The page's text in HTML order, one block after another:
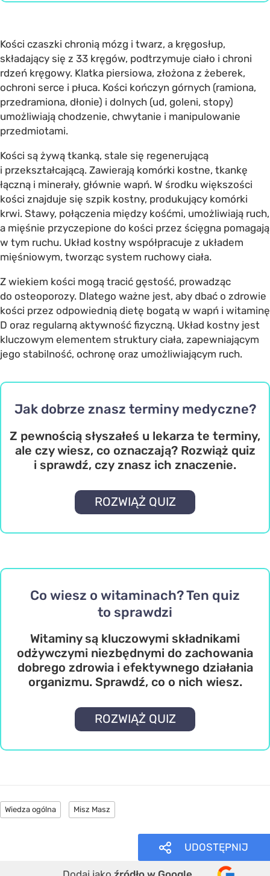
Kości czaszki chronią mózg i twarz, a kręgosłup,
składający się z 33 kręgów, podtrzymuje ciało i chroni
rdzeń kręgowy. Klatka piersiowa, złożona z żeberek,
ochroni serce i płuca. Kości kończyn górnych (ramiona,
przedramiona, dłonie) i dolnych (ud, goleni, stopy)
umożliwiają chodzenie, chwytanie i manipulowanie
przedmiotami.
Kości są żywą tkanką, stale się regenerującą
i przekształcającą. Zawierają komórki kostne, tkankę
łączną i minerały, głównie wapń. W środku większości
kości znajduje się szpik kostny, produkujący komórki
krwi. Stawy, połączenia między kośćmi, umożliwiają ruch,
a mięśnie przyczepione do kości przez ścięgna pomagają
w tym ruchu. Układ kostny współpracuje z układem
mięśniowym, tworząc system ruchowy ciała.
Z wiekiem kości mogą tracić gęstość, prowadząc
do osteoporozy. Dlatego ważne jest, aby dbać o zdrowie
kości przez odpowiednią dietę bogatą w wapń i witaminę
D oraz regularną aktywność fizyczną. Układ kostny jest
kluczowym elementem struktury ciała, zapewniającym
jego stabilność, ochronę oraz umożliwiającym ruch.
Jak dobrze znasz terminy medyczne?
Z pewnością słyszałeś u lekarza te terminy,
ale czy wiesz, co oznaczają? Rozwiąż quiz
i sprawdź, czy znasz ich znaczenie.
ROZWIĄŻ QUIZ
Co wiesz o witaminach? Ten quiz
to sprawdzi
Witaminy są kluczowymi składnikami
odżywczymi niezbędnymi do zachowania
dobrego zdrowia i efektywnego działania
organizmu. Sprawdź, co o nich wiesz.
ROZWIĄŻ QUIZ
Wiedza ogólna Misz Masz
UDOSTĘPNIJ